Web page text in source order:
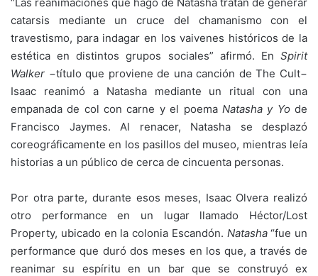
catarsis mediante un cruce del chamanismo con el
travestismo, para indagar en los vaivenes históricos de la
estética en distintos grupos sociales” afirmó. En Spirit
Walker −título que proviene de una canción de The Cult−
Isaac reanimó a Natasha mediante un ritual con una
empanada de col con carne y el poema Natasha y Yode
Francisco Jaymes. Al renacer, Natasha se desplazó
coreográficamente en los pasillos del museo, mientras leía
historias a un público de cerca de cincuenta personas.
Por otra parte, durante esos meses, Isaac Olvera realizó
otro performance en un lugar llamado Héctor/Lost
Property, ubicado en la colonia Escandón. Natasha“fue un
performance que duró dos meses en los que, a través de
reanimar su espíritu en un bar que se construyó ex